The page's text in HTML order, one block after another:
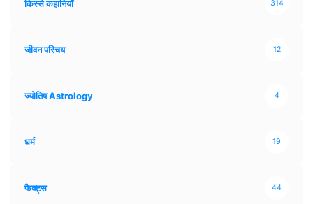
किस्से कहानियाँ 314
जीवन परिचय 12
ज्योतिष Astrology 4
धर्म 19
फैक्ट्स 44